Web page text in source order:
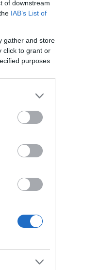
of downstream
IAB’s List of
gather and store
click to grant or
purposes
variables?
Técnicas
entrada en
con ADNOC
4 IAG reduce
del fuel
operativo
5
Horarios
guía